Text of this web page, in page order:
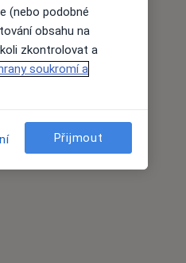
(nebo podobné
obsahu na
zkontrolovat a
soukromí a
Přijmout